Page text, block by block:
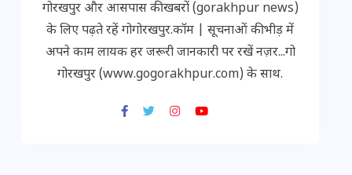
गोरखपुर और आसपास की खबरों (gorakhpur news)
के लिए पढ़ते रहें गोगोरखपुर.कॉम | सूचनाओं की भीड़ में
अपने काम लायक हर जरूरी जानकारी पर रखें नज़र...गो
गोरखपुर (www.gogorakhpur.com) के साथ.